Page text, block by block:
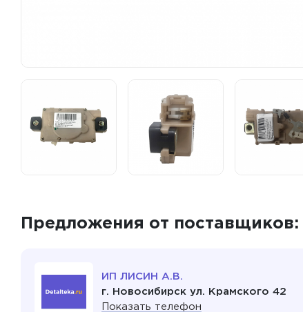
Предложения от поставщиков:
ИП ЛИСИН А.В.
г. Новосибирск ул. Крамского 42
Показать телефон